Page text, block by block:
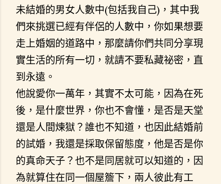
未結婚的男女人數中(包括我自己)，其中我
們來挑選已經有伴侶的人數中，你如果想要
走上婚姻的道路中，那麼請你們共同分享現
實生活的所有一切，就請不要私藏祕密，直
到永遠。
他說愛你一萬年，其實不太可能，因為在死
後，是什麼世界，你也不會懂，是否是天堂
還是人間煉獄？誰也不知道，也因此結婚前
的試婚，我還是採取保留態度，他是否是你
的真命天子？也不是同居就可以知道的，因
為就算住在同一個屋簷下，兩人彼此有工